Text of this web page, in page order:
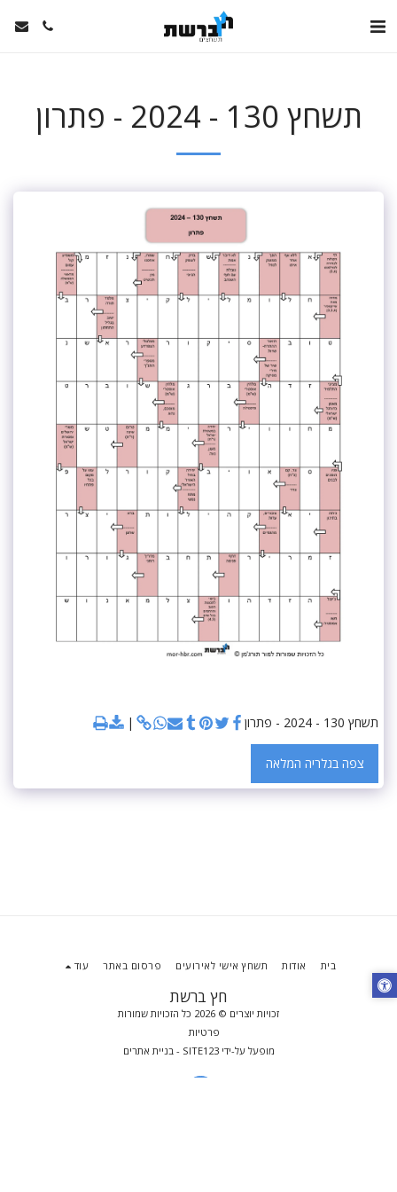
תשחץ 130 - 2024 - פתרון
תשחץ 130 - 2024 - פתרון
צפה בגלריה המלאה
חץ ברשת
זכויות יוצרים © 2026 כל הזכויות שמורות
פרטיות
מופעל על-ידיSITE123
- בניית אתרים
בית אודות תשחץ אישי לאירועים פרסום באתר עוד